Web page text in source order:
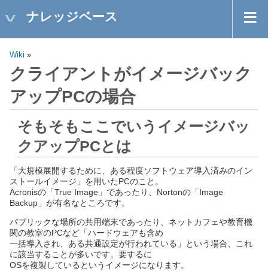
ナレッジベース
Wiki »
クライアントがイメージバック
アップPCの場合
そもそもここでいうイメージバッ
クアップPCとは
「大規模展開するために、ある程度ソフトウェア導入済みのイン
ストールイメージ」を用いたPCのこと。
Acronisの「True Image」であったり、Nortonの「Image
Backup」が有名なところです。
パブリックな場所の共用端末であったり、ネットカフェや教育機
関の教室のPCなど「ハードウェアも含め
一括導入され、ある共通設定が行われている」という場合、これ
に該当することが多いです。要するに
OSを複製しているというイメージになります。